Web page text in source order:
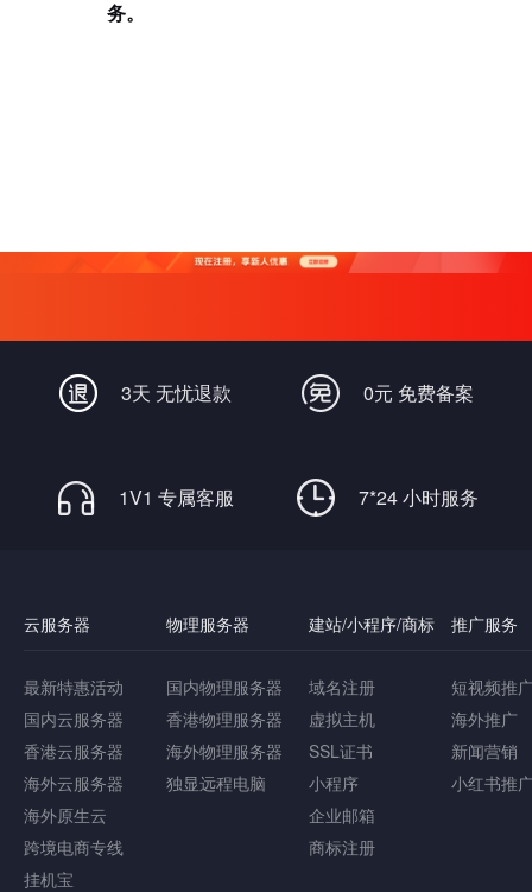
务。
3天 无忧退款 0元 免费备案
1V1 专属客服 7*24 小时服务
云服务器
最新特惠活动
国内云服务器
香港云服务器
海外云服务器
海外原生云
跨境电商专线
挂机宝
物理服务器
国内物理服务器
香港物理服务器
海外物理服务器
独显远程电脑
建站/小程序/商标
域名注册
虚拟主机
SSL证书
小程序
企业邮箱
商标注册
推广服务
短视频推
海外推广
新闻营销
小红书推